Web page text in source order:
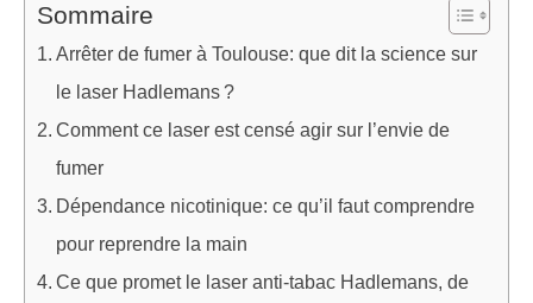
Sommaire
Arrêter de fumer à Toulouse: que dit la science sur
le laser Hadlemans ?
Comment ce laser est censé agir sur l’envie de
fumer
Dépendance nicotinique: ce qu’il faut comprendre
pour reprendre la main
Ce que promet le laser anti-tabac Hadlemans, de